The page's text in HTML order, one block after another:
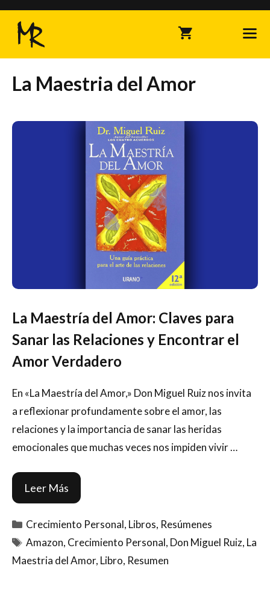
Saltar
contenido
La Maestria del Amor
La Maestría del Amor: Claves para
Sanar las Relaciones y Encontrar el
Amor Verdadero
En «La Maestría del Amor,» Don Miguel Ruiz nos invita
a reflexionar profundamente sobre el amor, las
relaciones y la importancia de sanar las heridas
emocionales que muchas veces nos impiden vivir …
Leer Más
Categorías
Crecimiento Personal, Libros, Resúmenes
Etiquetas
Amazon, Crecimiento Personal, Don Miguel Ruiz, La
Maestria del Amor, Libro, Resumen